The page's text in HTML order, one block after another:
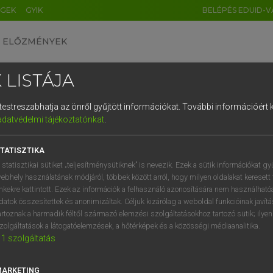
GYIK BELÉPÉS EDUID-
ELŐZMÉNYEK
egyetemes nagyszótár
VAN ELŐFIZETÉSED?
megtekintéséhez.
LISTÁJA
az önről gyűjtött információkat. További információért
tájékoztatónkat.
statisztikai sütiket „teljesítménysütiknek” is nevezik. Ezek a sütik információkat
használatának módjáról, többek között arról, hogy milyen oldalakat keresett
kattintott. Ezek az információk a felhasználó azonosítására nem
összesítettek és anonimizáltak. Céljuk kizárólag a weboldal funkcióinak
a harmadik féltől származó elemzési szolgáltatásokhoz tartozó sütik;
a látogatóelemzések, a hőtérképek és a közösségi médiaanalitika.
1 szolgáltatás
DE CN FR ES IT NL
1 2 3 4 5 6 7 8 9
q w e r t z u i
a s d f g h j k l é
í y x c v b n m , .